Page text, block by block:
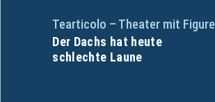
Tearticolo – Theater mit
Der Dachs hat heute
schlechte Laune